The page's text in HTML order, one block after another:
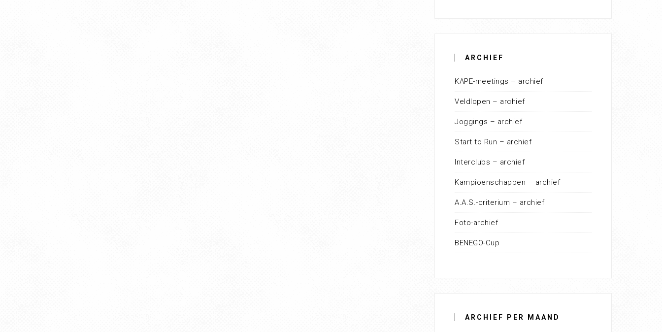
ARCHIEF
KAPE-meetings – archief
Veldlopen – archief
Joggings – archief
Start to Run – archief
Interclubs – archief
Kampioenschappen – archief
A.A.S.-criterium – archief
Foto-archief
BENEGO-Cup
ARCHIEF PER MAAND